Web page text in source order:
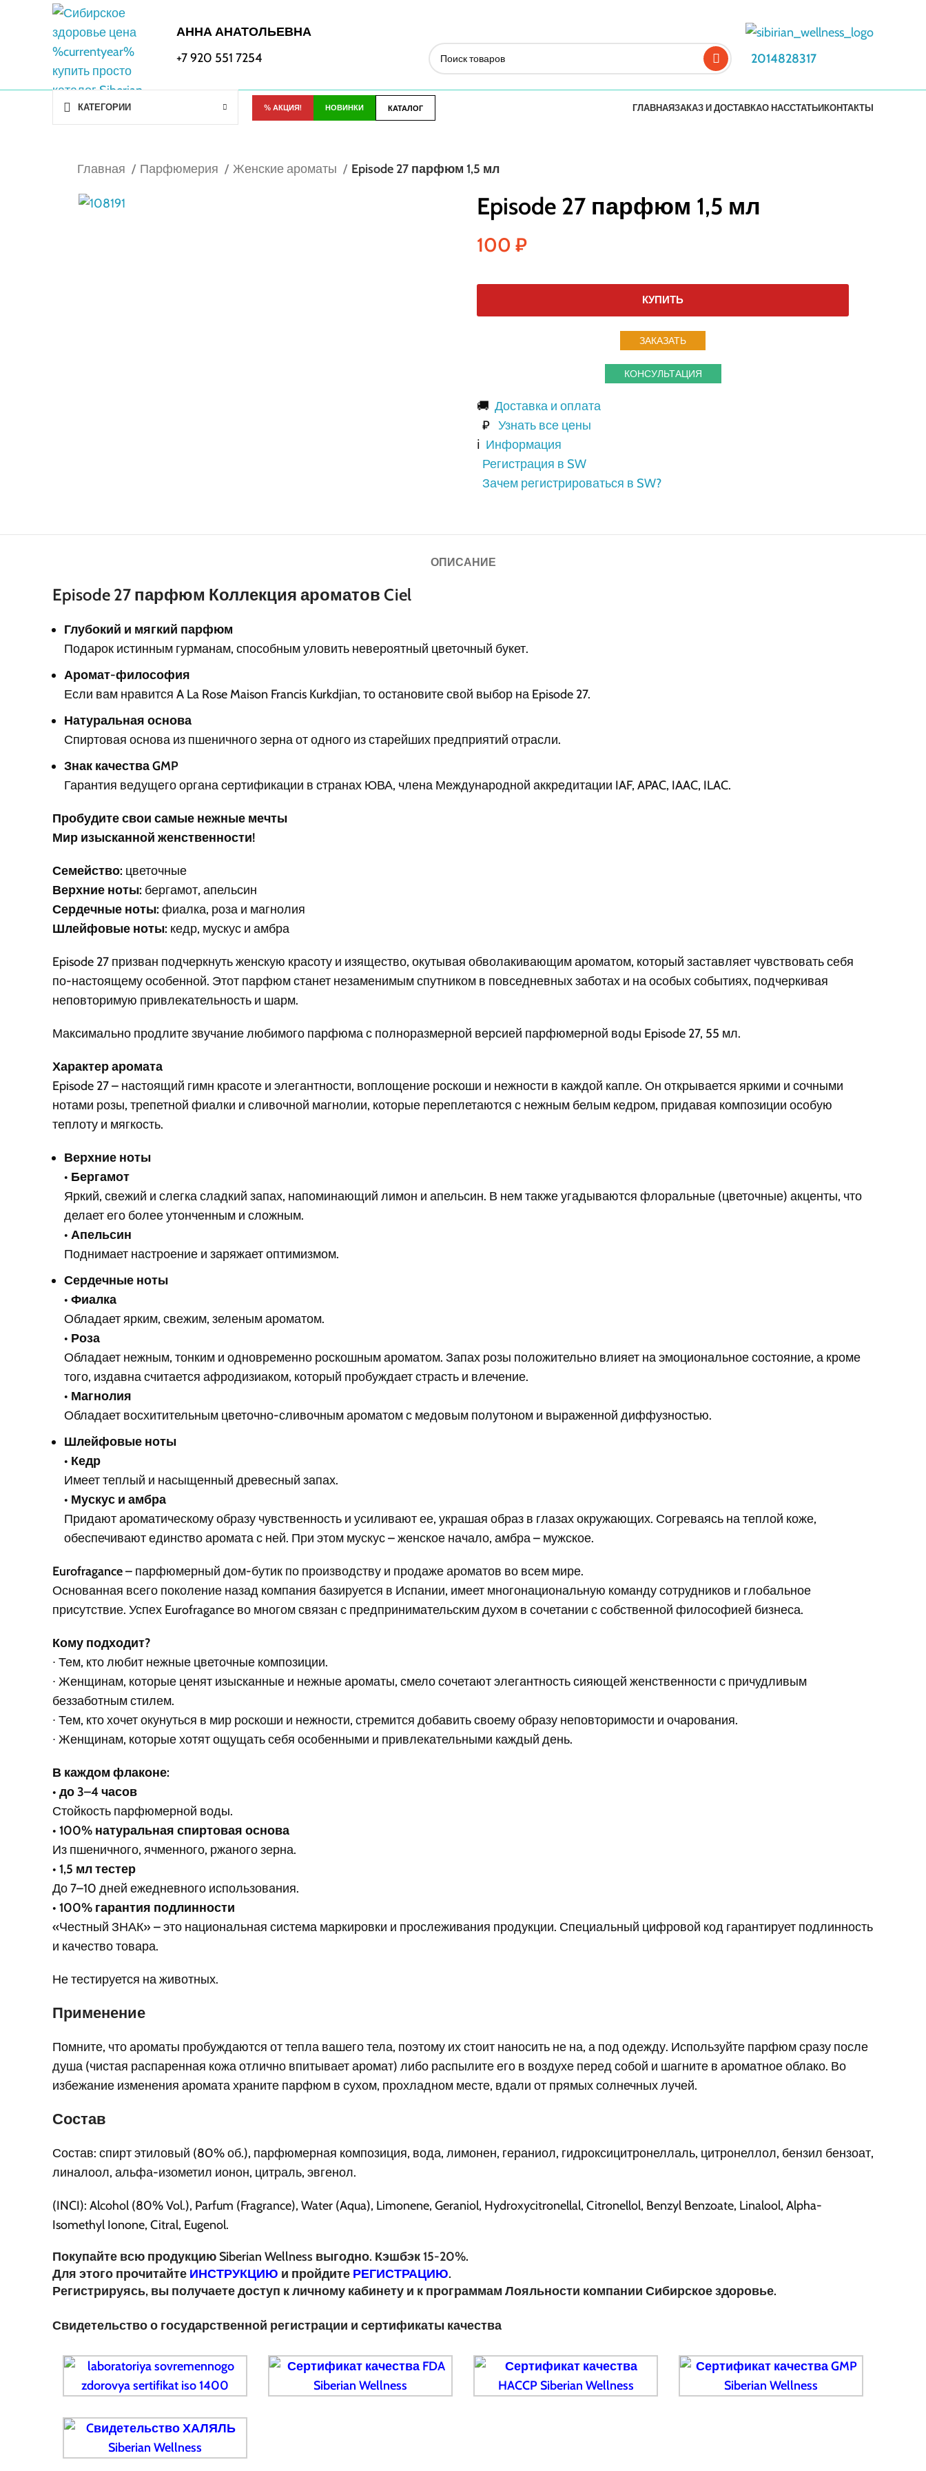
АННА АНАТОЛЬЕВНА
+7 920 551 7254
2014828317
КАТЕГОРИИ % АКЦИЯ! НОВИНКИ КАТАЛОГ ГЛАВНАЯЗАКАЗ И ДОСТАВКАО НАССТАТЬИКОНТАКТЫ
Главная Парфюмерия Женские ароматы Episode 27 парфюм 1,5 мл
Episode 27 парфюм 1,5 мл
100 ₽
КУПИТЬ
ЗАКАЗАТЬ
КОНСУЛЬТАЦИЯ
🚚 Доставка и оплата
₽ Узнать все цены
ℹ️ Информация
Регистрация в SW
Зачем регистрироваться в SW?
ОПИСАНИЕ
Episode 27 парфюм Коллекция ароматов Ciel
Глубокий и мягкий парфюм
Подарок истинным гурманам, способным уловить невероятный цветочный букет.
Аромат-философия
Если вам нравится A La Rose Maison Francis Kurkdjian, то остановите свой выбор на Episode 27.
Натуральная основа
Спиртовая основа из пшеничного зерна от одного из старейших предприятий отрасли.
Знак качества GMP
Гарантия ведущего органа сертификации в странах ЮВА, члена Международной аккредитации IAF, APAC, IAAC, ILAC.
Пробудите свои самые нежные мечты
Мир изысканной женственности!
Семейство: цветочные
Верхние ноты: бергамот, апельсин
Сердечные ноты: фиалка, роза и магнолия
Шлейфовые ноты: кедр, мускус и амбра
Episode 27 призван подчеркнуть женскую красоту и изящество, окутывая обволакивающим ароматом, который заставляет чувствовать себя
по-настоящему особенной. Этот парфюм станет незаменимым спутником в повседневных заботах и на особых событиях, подчеркивая
неповторимую привлекательность и шарм.
Максимально продлите звучание любимого парфюма с полноразмерной версией парфюмерной воды Episode 27, 55 мл.
Характер аромата
Episode 27 – настоящий гимн красоте и элегантности, воплощение роскоши и нежности в каждой капле. Он открывается яркими и сочными
нотами розы, трепетной фиалки и сливочной магнолии, которые переплетаются с нежным белым кедром, придавая композиции особую
теплоту и мягкость.
Верхние ноты
• Бергамот
Яркий, свежий и слегка сладкий запах, напоминающий лимон и апельсин. В нем также угадываются флоральные (цветочные) акценты, что
делает его более утонченным и сложным.
• Апельсин
Поднимает настроение и заряжает оптимизмом.
Сердечные ноты
• Фиалка
Обладает ярким, свежим, зеленым ароматом.
• Роза
Обладает нежным, тонким и одновременно роскошным ароматом. Запах розы положительно влияет на эмоциональное состояние, а кроме
того, издавна считается афродизиаком, который пробуждает страсть и влечение.
• Магнолия
Обладает восхитительным цветочно-сливочным ароматом с медовым полутоном и выраженной диффузностью.
Шлейфовые ноты
• Кедр
Имеет теплый и насыщенный древесный запах.
• Мускус и амбра
Придают ароматическому образу чувственность и усиливают ее, украшая образ в глазах окружающих. Согреваясь на теплой коже,
обеспечивают единство аромата с ней. При этом мускус – женское начало, амбра – мужское.
Eurofragance– парфюмерный дом-бутик по производству и продаже ароматов во всем мире.
Основанная всего поколение назад компания базируется в Испании, имеет многонациональную команду сотрудников и глобальное
присутствие. Успех Eurofragance во многом связан с предпринимательским духом в сочетании с собственной философией бизнеса.
Кому подходит?
∙ Тем, кто любит нежные цветочные композиции.
∙ Женщинам, которые ценят изысканные и нежные ароматы, смело сочетают элегантность сияющей женственности с причудливым
беззаботным стилем.
∙ Тем, кто хочет окунуться в мир роскоши и нежности, стремится добавить своему образу неповторимости и очарования.
∙ Женщинам, которые хотят ощущать себя особенными и привлекательными каждый день.
В каждом флаконе:
• до 3–4 часов
Стойкость парфюмерной воды.
• 100% натуральная спиртовая основа
Из пшеничного, ячменного, ржаного зерна.
• 1,5 мл тестер
До 7–10 дней ежедневного использования.
• 100% гарантия подлинности
«Честный ЗНАК» – это национальная система маркировки и прослеживания продукции. Специальный цифровой код гарантирует подлинность
и качество товара.
Не тестируется на животных.
Применение
Помните, что ароматы пробуждаются от тепла вашего тела, поэтому их стоит наносить не на, а под одежду. Используйте парфюм сразу после
душа (чистая распаренная кожа отлично впитывает аромат) либо распылите его в воздухе перед собой и шагните в ароматное облако. Во
избежание изменения аромата храните парфюм в сухом, прохладном месте, вдали от прямых солнечных лучей.
Состав
Состав: спирт этиловый (80% об.), парфюмерная композиция, вода, лимонен, гераниол, гидроксицитронеллаль, цитронеллол, бензил бензоат,
линалоол, альфа-изометил ионон, цитраль, эвгенол.
(INCI): Alcohol (80% Vol.), Parfum (Fragrance), Water (Aqua), Limonene, Geraniol, Hydroxycitronellal, Citronellol, Benzyl Benzoate, Linalool, Alpha-
Isomethyl Ionone, Citral, Eugenol.
Покупайте всю продукцию Siberian Wellness выгодно. Кэшбэк 15-20%.
Для этого прочитайте ИНСТРУКЦИЮ и пройдите РЕГИСТРАЦИЮ.
Регистрируясь, вы получаете доступ к личному кабинету и к программам Лояльности компании Сибирское здоровье.
Свидетельство о государственной регистрации и сертификаты качества